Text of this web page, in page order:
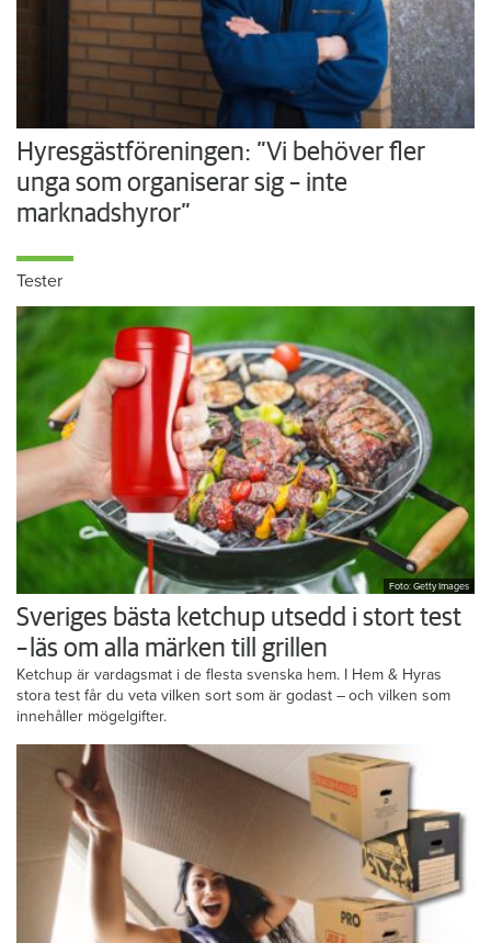
Hyresgästföreningen: ”Vi behöver fler
unga som organiserar sig – inte
marknadshyror”
Tester
Foto: Getty Images
Sveriges bästa ketchup utsedd i stort test
– läs om alla märken till grillen
Ketchup är vardagsmat i de flesta svenska hem. I Hem & Hyras
stora test får du veta vilken sort som är godast – och vilken som
innehåller mögelgifter.